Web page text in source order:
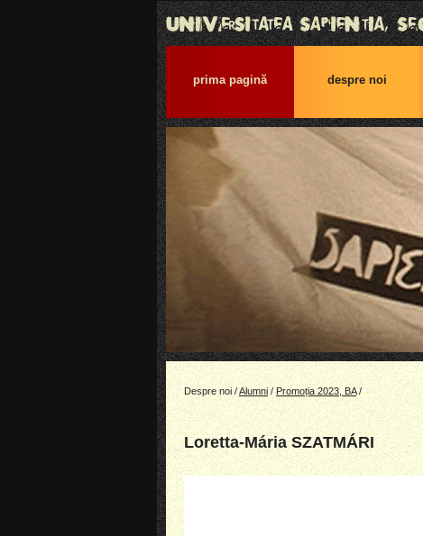
prima pagină despre noi
Despre noi /Alumni/Promoția 2023, BA/
Loretta-Mária SZATMÁRI